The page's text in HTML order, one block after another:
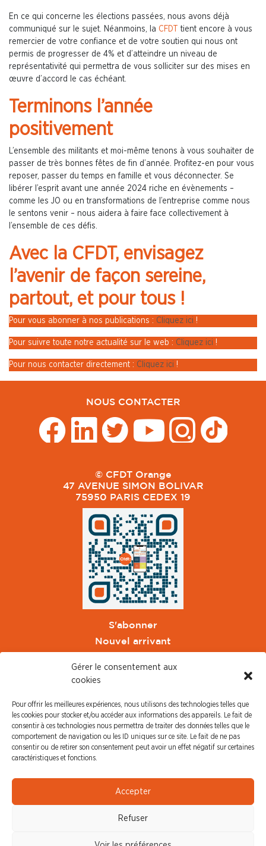
Gérer le consentement aux
cookies
Pour offrir les meilleures expériences, nous utilisons des technologies telles que
les cookies pour stocker et/ou accéder aux informations des appareils. Le fait de
consentir à ces technologies nous permettra de traiter des données telles que le
comportement de navigation ou les ID uniques sur ce site. Le fait de ne pas
consentir ou de retirer son consentement peut avoir un effet négatif sur certaines
caractéristiques et fonctions.
Accepter
Refuser
En ce qui concerne les élections passées, nous avons déjà
communiqué sur le sujet. Néanmoins, la CFDT
tient encore à vous
remercier de votre confiance et de votre soutien qui nous ont
permis de progresser de 4% et d’atteindre un niveau de
représentativité qui permettra de vous solliciter sur des mises en
œuvre d’accord le cas échéant.
Terminons l’année
positivement
L’ensemble des militants et moi-même tenons à vous souhaiter de
passer de très bonnes fêtes de fin d’année. Profitez-en pour vous
reposer, passer du temps en famille et vous déconnecter. Se
libérer l’esprit avant une année 2024 riche en évènements –
comme les JO ou en transformations de l’entreprise comme nous
le sentons venir – nous aidera à faire face collectivement à
l’ensemble de ces défis.
Avec la CFDT, envisagez
l’avenir de façon sereine,
partout, et pour tous !
Pour vous abonner à nos publications : Cliquez ici !
Pour suivre toute notre actualité sur le web : Cliquez ici !
Pour nous contacter directement : Cliquez ici !
NOUS CONTACTER
© CFDT Orange
47 AVENUE SIMON BOLIVAR
75950 PARIS CEDEX 19
S'abonner
Nouvel arrivant
CFDT Cadres
CFDT Retraités
L'UFFA
PRESSE
Communiqué de Presse
Revue de Presse